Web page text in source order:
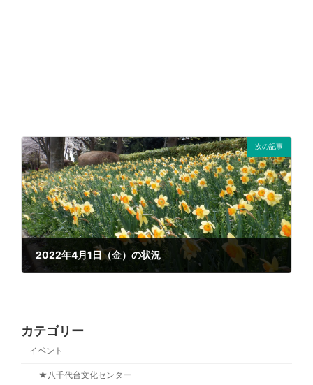
次の記事
2022年4月1日（金）の状況
カテゴリー
イベント
★八千代台文化センター